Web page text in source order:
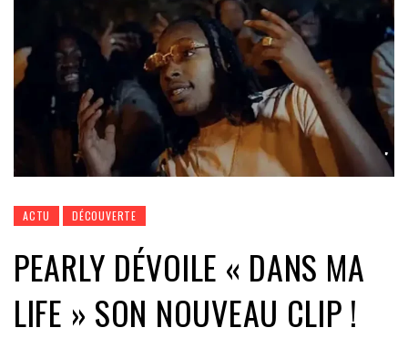
ACTU DÉCOUVERTE
PEARLY DÉVOILE « DANS MA
LIFE » SON NOUVEAU CLIP !